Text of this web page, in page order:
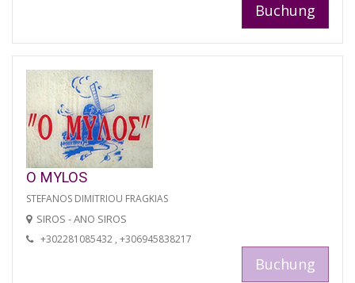
Buchung
O MYLOS
STEFANOS DIMITRIOU FRAGKIAS
SIROS - ANO SIROS
+302281085432 , +306945838217
Buchung